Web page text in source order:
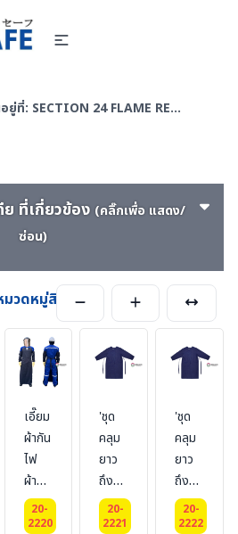
ยู่ที่: SECTION 24 FLAME RETARDANT FABRIC [FR-SUIT] UNIFORM ผ้ากันไฟ (วัสดุ) ชุดช็อป เสื้อแจ็คเก็ต ชุดหมี ชุดกันไฟ
ย ที่เกี่ยวข้อง (คลิ๊กเพื่อ แสดง/
ซ่อน)
มวดหมู่สินค้า
เอี๊ยม
ผ้ากัน
ไฟ
ผ้า
TENCASAFE
PLUS
20-
2220
'ชุด
คลุม
ยาว
ถึง
เข่า
กันไฟ
20-
2221
'ชุด
คลุม
ยาว
ถึง
เข่า
กันไฟ
20-
2222